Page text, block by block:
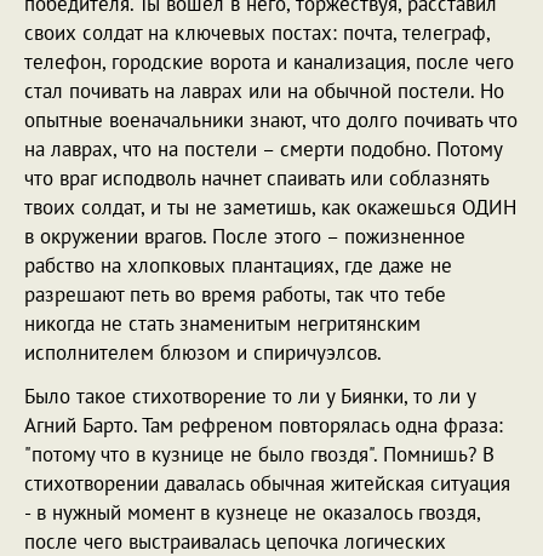
своих солдат на ключевых постах: почта, телеграф,
телефон, городские ворота и канализация, после чего
стал почивать на лаврах или на обычной постели. Но
опытные военачальники знают, что долго почивать что
на лаврах, что на постели – смерти подобно. Потому
что враг исподволь начнет спаивать или соблазнять
твоих солдат, и ты не заметишь, как окажешься ОДИН
в окружении врагов. После этого – пожизненное
рабство на хлопковых плантациях, где даже не
разрешают петь во время работы, так что тебе
никогда не стать знаменитым негритянским
исполнителем блюзом и спиричуэлсов.
Было такое стихотворение то ли у Биянки, то ли у
Агний Барто. Там рефреном повторялась одна фраза:
"потому что в кузнице не было гвоздя". Помнишь? В
стихотворении давалась обычная житейская ситуация
- в нужный момент в кузнеце не оказалось гвоздя,
после чего выстраивалась цепочка логических